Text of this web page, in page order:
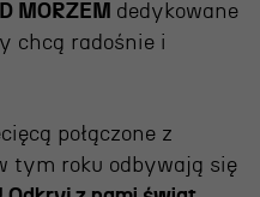
MORZEM dedykowane
chcą radośnie i
połączone z
tym roku odbywają się